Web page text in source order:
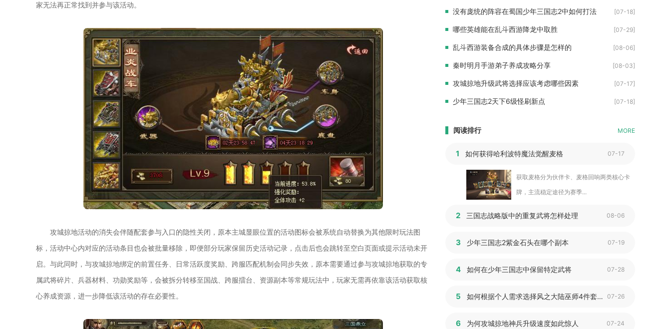
家无法再正常找到并参与该活动。
攻城掠地活动的消失会伴随配套参与入口的隐性关闭，原本主城显眼位置的活动图标会被系统自动替换为其他限时玩法图
标，活动中心内对应的活动条目也会被批量移除，即便部分玩家保留历史活动记录，点击后也会跳转至空白页面或提示活动未开
启。与此同时，与攻城掠地绑定的前置任务、日常活跃度奖励、跨服匹配机制会同步失效，原本需要通过参与攻城掠地获取的专
属武将碎片、兵器材料、功勋奖励等，会被拆分转移至国战、跨服擂台、资源副本等常规玩法中，玩家无需再依靠该活动获取核
心养成资源，进一步降低该活动的存在必要性。
没有庞统的阵容在蜀国少年三国志2中如何打法 [07-18]
哪些英雄能在乱斗西游降龙中取胜 [07-29]
乱斗西游装备合成的具体步骤是怎样的 [08-06]
秦时明月手游弟子养成攻略分享 [08-03]
攻城掠地升级武将选择应该考虑哪些因素 [07-17]
少年三国志2天下6级怪刷新点 [07-18]
阅读排行 MORE
1 如何获得哈利波特魔法觉醒麦格 07-17
获取麦格分为伙伴卡、麦格回响两类核心卡
牌，主流稳定途径为赛季...
2 三国志战略版中的重复武将怎样处理 08-06
3 少年三国志2紫金石头在哪个副本 07-19
4 如何在少年三国志中保留特定武将 07-28
5 如何根据个人需求选择风之大陆巫师4件套装备 07-26
6 为何攻城掠地神兵升级速度如此惊人 07-24